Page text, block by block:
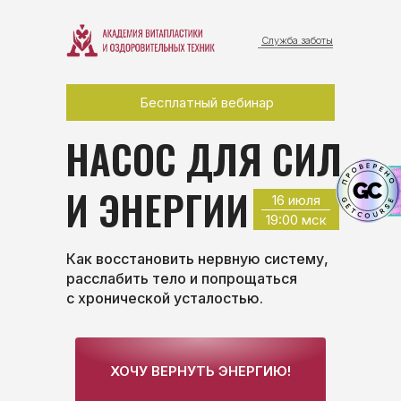
НАСОС ДЛЯ СИЛ
И ЭНЕРГИИ
16 июля
19:00 мск
Бесплатный вебинар
Как восстановить нервную систему,
расслабить тело и попрощаться
с хронической усталостью.
ХОЧУ ВЕРНУТЬ ЭНЕРГИЮ!
Служба заботы